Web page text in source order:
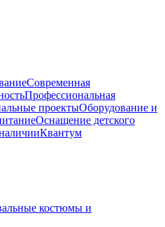
Современная
Профессиональная
проектыОборудование и
Оснащение детского
Квантум
костюмы и